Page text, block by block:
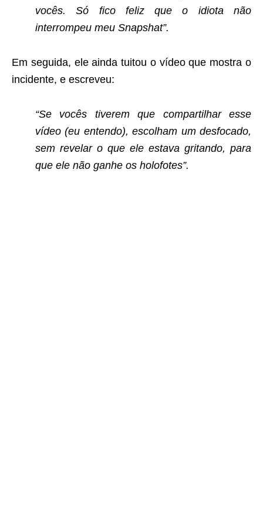
vocês. Só fico feliz que o idiota não
interrompeu meu Snapshat”.
Em seguida, ele ainda tuitou o vídeo que mostra o
incidente, e escreveu:
“Se vocês tiverem que compartilhar esse
vídeo (eu entendo), escolham um desfocado,
sem revelar o que ele estava gritando, para
que ele não ganhe os holofotes”.